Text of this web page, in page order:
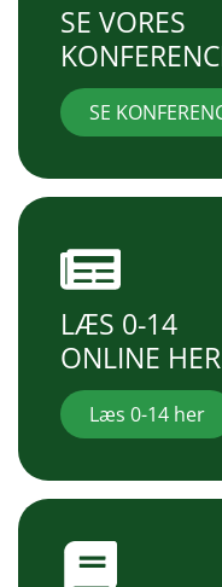
SE VORES
SE
LÆS 0-14
ONLINE
Læs 0-14 her